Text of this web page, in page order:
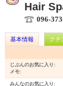
Hair
096-
基本情報 クチ
じぶんのお気に入り:
メモ:
みんなのお気に入り: